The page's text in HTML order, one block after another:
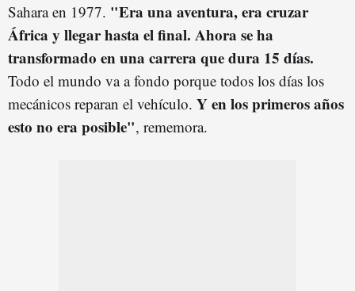
Sahara en 1977. "Era una aventura, era cruzar
África y llegar hasta el final. Ahora se ha
transformado en una carrera que dura 15 días.
Todo el mundo va a fondo porque todos los días los
mecánicos reparan el vehículo. Y en los primeros años
esto no era posible", rememora.